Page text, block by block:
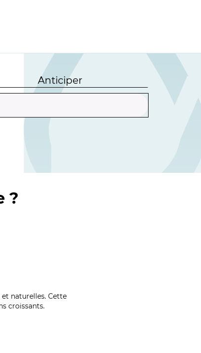
Anticiper
?
naturelles. Cette
croissants.